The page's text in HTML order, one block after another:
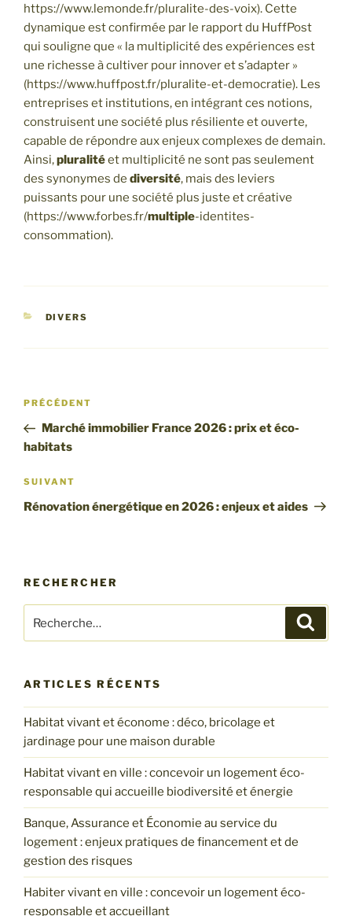
https://www.lemonde.fr/pluralite-des-voix). Cette
dynamique est confirmée par le rapport du HuffPost
qui souligne que « la multiplicité des expériences est
une richesse à cultiver pour innover et s’adapter »
(https://www.huffpost.fr/pluralite-et-democratie). Les
entreprises et institutions, en intégrant ces notions,
construisent une société plus résiliente et ouverte,
capable de répondre aux enjeux complexes de demain.
Ainsi,pluralitéet multiplicité ne sont pas seulement
des synonymes de diversité, mais des leviers
puissants pour une société plus juste et créative
(https://www.forbes.fr/multiple-identites-
consommation).
CATÉGORIES
DIVERS
Navigation
l’article
Article
précédent
PRÉCÉDENT
Marché immobilier France 2026 : prix et éco-
habitats
Article
suivant
SUIVANT
Rénovation énergétique en 2026 : enjeux et aides
RECHERCHER
pour
ARTICLES RÉCENTS
Habitat vivant et économe : déco, bricolage et
jardinage pour une maison durable
Habitat vivant en ville : concevoir un logement éco-
responsable qui accueille biodiversité et énergie
Banque, Assurance et Économie au service du
logement : enjeux pratiques de financement et de
gestion des risques
Habiter vivant en ville : concevoir un logement éco-
responsable et accueillant